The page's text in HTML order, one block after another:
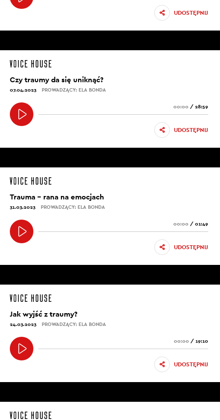
UDOSTĘPNIJ
Czy traumy da się uniknąć?
07.04.2023 PROWADZĄCY: ELA BONDA
00:00 / 28:59
UDOSTĘPNIJ
Trauma – rana na emocjach
31.03.2023 PROWADZĄCY: ELA BONDA
00:00 / 01:49
UDOSTĘPNIJ
Jak wyjść z traumy?
24.03.2023 PROWADZĄCY: ELA BONDA
00:00 / 19:10
UDOSTĘPNIJ